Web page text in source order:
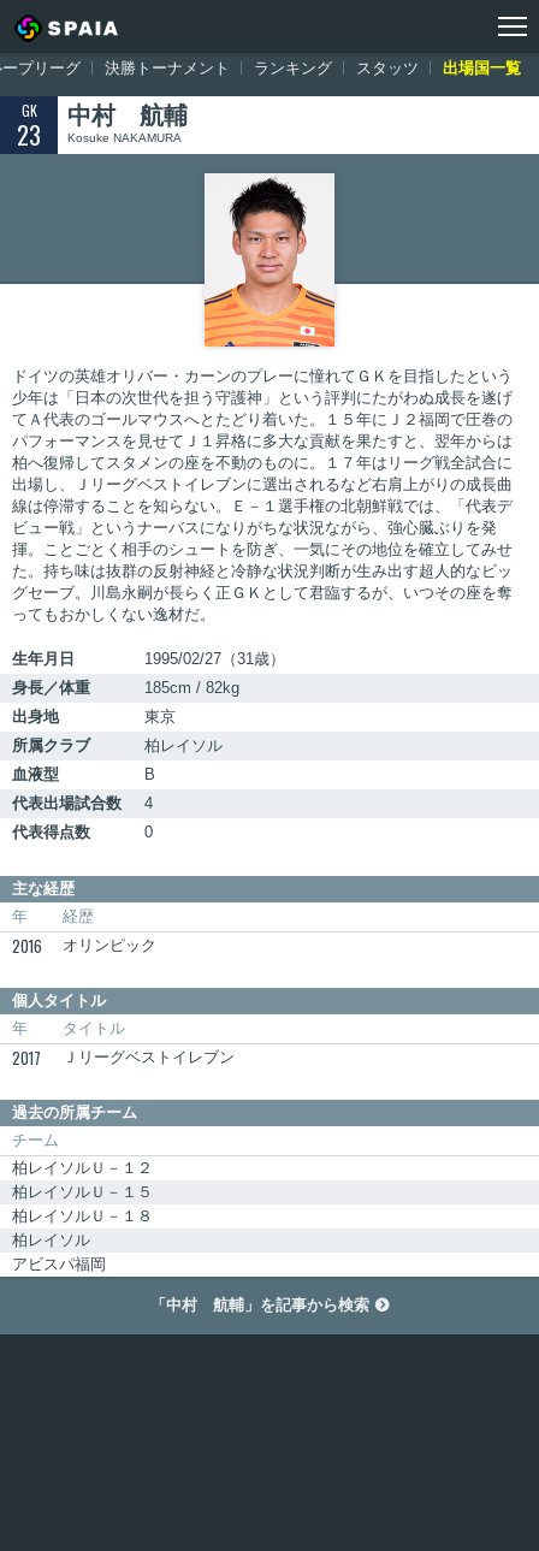
トップ ワールドカップ ロシア大会 中村 航輔
プリーグ 決勝トーナメント ランキング スタッツ 出場国一覧
GK
23
中村 航輔
Kosuke NAKAMURA
ドイツの英雄オリバー・カーンのプレーに憧れてＧＫを目指したという
少年は「日本の次世代を担う守護神」という評判にたがわぬ成長を遂げ
てＡ代表のゴールマウスへとたどり着いた。１５年にＪ２福岡で圧巻の
パフォーマンスを見せてＪ１昇格に多大な貢献を果たすと、翌年からは
柏へ復帰してスタメンの座を不動のものに。１７年はリーグ戦全試合に
出場し、Ｊリーグベストイレブンに選出されるなど右肩上がりの成長曲
線は停滞することを知らない。Ｅ－１選手権の北朝鮮戦では、「代表デ
ビュー戦」というナーバスになりがちな状況ながら、強心臓ぶりを発
揮。ことごとく相手のシュートを防ぎ、一気にその地位を確立してみせ
た。持ち味は抜群の反射神経と冷静な状況判断が生み出す超人的なビッ
グセーブ。川島永嗣が長らく正ＧＫとして君臨するが、いつその座を奪
ってもおかしくない逸材だ。
生年月日
1995/02/27（31歳）
身長／体重
185cm / 82kg
出身地
東京
所属クラブ
柏レイソル
血液型
B
代表出場試合数
4
代表得点数
0
主な経歴
年
経歴
2016 オリンピック
個人タイトル
年
タイトル
2017 Ｊリーグベストイレブン
過去の所属チーム
チーム
柏レイソルＵ－１２
柏レイソルＵ－１５
柏レイソルＵ－１８
柏レイソル
アビスパ福岡
「中村 航輔」を記事から検索 